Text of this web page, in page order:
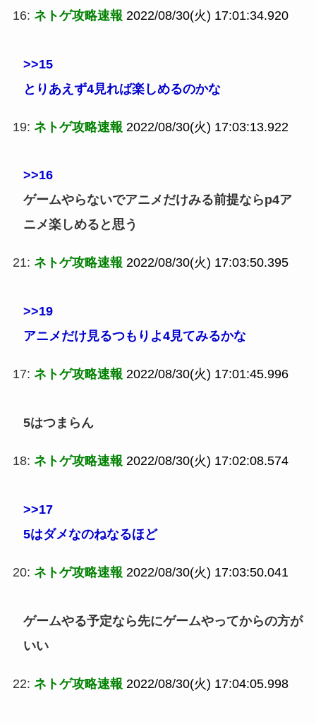
16: ネトゲ攻略速報 2022/08/30(火) 17:01:34.920
>>15
とりあえず4見れば楽しめるのかな
19: ネトゲ攻略速報 2022/08/30(火) 17:03:13.922
>>16
ゲームやらないでアニメだけみる前提ならp4ア
ニメ楽しめると思う
21: ネトゲ攻略速報 2022/08/30(火) 17:03:50.395
>>19
アニメだけ見るつもりよ4見てみるかな
17: ネトゲ攻略速報 2022/08/30(火) 17:01:45.996
5はつまらん
18: ネトゲ攻略速報 2022/08/30(火) 17:02:08.574
>>17
5はダメなのねなるほど
20: ネトゲ攻略速報 2022/08/30(火) 17:03:50.041
ゲームやる予定なら先にゲームやってからの方が
いい
22: ネトゲ攻略速報 2022/08/30(火) 17:04:05.998